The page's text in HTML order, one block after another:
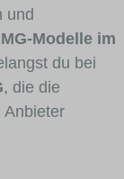
und
MG-Modelle im
du bei
, die die
Anbieter